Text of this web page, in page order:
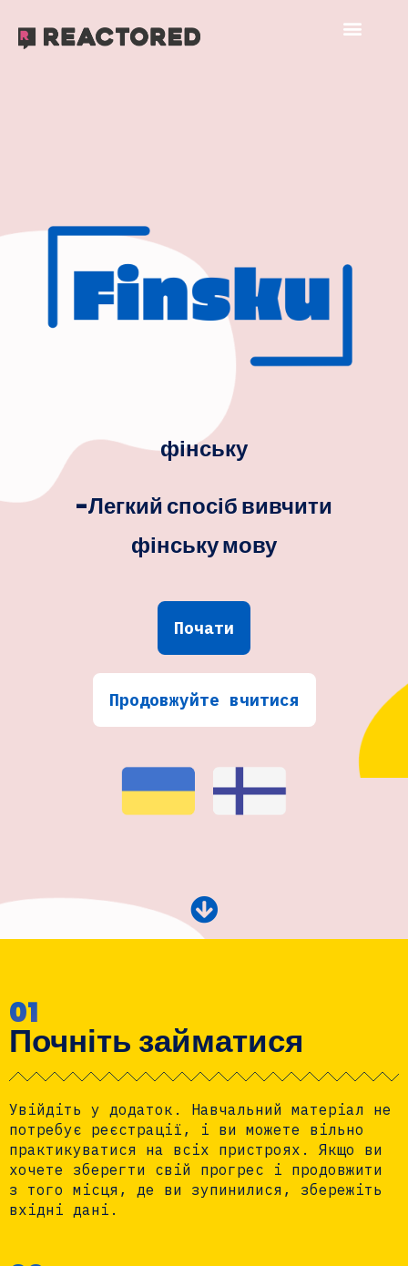
фінську
-Легкий спосіб вивчити
фінську мову
Почати
Продовжуйте вчитися
01
Почніть займатися
Увійдіть у додаток. Навчальний матеріал не
потребує реєстрації, і ви можете вільно
практикуватися на всіх пристроях. Якщо ви
хочете зберегти свій прогрес і продовжити
з того місця, де ви зупинилися, збережіть
вхідні дані.